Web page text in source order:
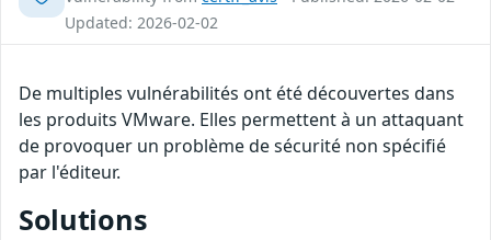
Updated: 2026-02-02
De multiples vulnérabilités ont été découvertes dans
les produits VMware. Elles permettent à un attaquant
de provoquer un problème de sécurité non spécifié
par l'éditeur.
Solutions